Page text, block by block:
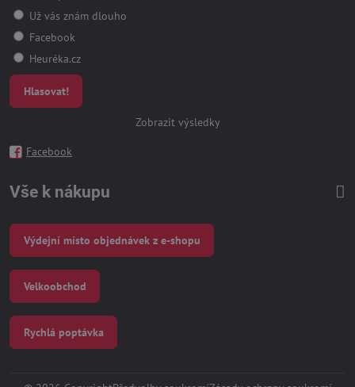
Už vás znám dlouho
Facebook
Heuréka.cz
Hlasovat!
Zobrazit výsledky
Facebook
Vše k nákupu
Výdejní místo objednávek z e-shopu
Velkoobchod
Rychlá poptávka